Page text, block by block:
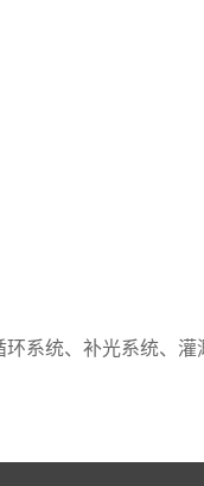
统、补光系统、灌